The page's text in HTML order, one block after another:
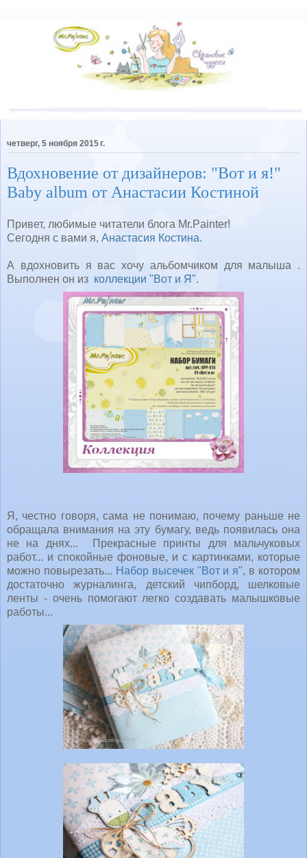
четверг, 5 ноября 2015 г.
Вдохновение от дизайнеров: "Вот и я!"
Baby album от Анастасии Костиной
Привет, любимые читатели блога Mr.Painter!
Сегодня с вами я, Анастасия Костина.
А вдохновить я вас хочу альбомчиком для малыша .
Выполнен он из коллекции "Вот и Я".
Я, честно говоря, сама не понимаю, почему раньше не
обращала внимания на эту бумагу, ведь появилась она
не на днях... Прекрасные принты для мальчуковых
работ... и спокойные фоновые, и с картинками, которые
можно повырезать... Набор высечек "Вот и я", в котором
достаточно журналинга, детский чипборд, шелковые
ленты - очень помогают легко создавать малышковые
работы...